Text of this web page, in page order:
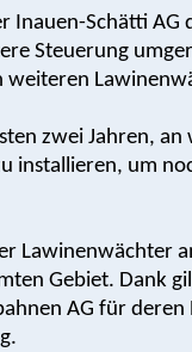
Schätti AG
Steuerung
weiteren
zwei Jahren, an
installieren, um
Lawinenwächter
Gebiet. Dank
AG für deren